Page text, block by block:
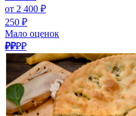
от 2 400 ₽
250 ₽
Мало оценок
₽₽₽₽